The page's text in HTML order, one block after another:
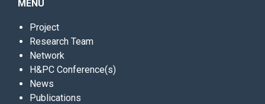
MENU
Project
Research Team
Network
H&PC Conference(s)
News
Publications